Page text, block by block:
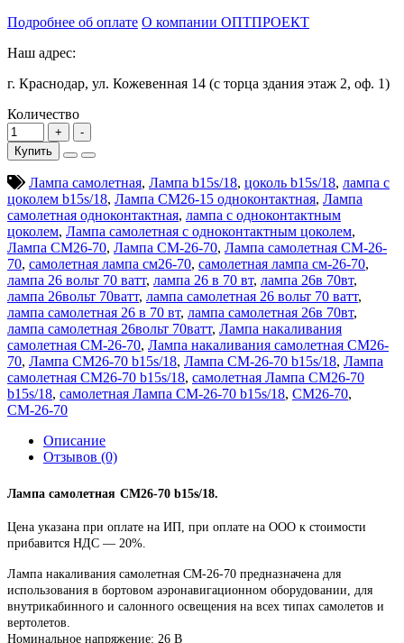
Подробнее об оплате О компании ОПТПРОЕКТ
Наш адрес:
г. Краснодар, ул. Кожевенная 14 (с торца здания этаж 2, оф. 1)
Количество
Купить
Лампа самолетная, Лампа b15s/18, цоколь b15s/18, лампа с
цоколем b15s/18, Лампа СМ26-15 одноконтактная, Лампа
самолетная одноконтактная, лампа с одноконтактным
цоколем, Лампа самолетная с одноконтактным цоколем,
Лампа СМ26-70, Лампа СМ-26-70, Лампа самолетная СМ-26-
70, самолетная лампа см26-70, самолетная лампа см-26-70,
лампа 26 вольт 70 ватт, лампа 26 в 70 вт, лампа 26в 70вт,
лампа 26вольт 70ватт, лампа самолетная 26 вольт 70 ватт,
лампа самолетная 26 в 70 вт, лампа самолетная 26в 70вт,
лампа самолетная 26вольт 70ватт, Лампа накаливания
самолетная СМ-26-70, Лампа накаливания самолетная СМ26-
70, Лампа СМ26-70 b15s/18, Лампа СМ-26-70 b15s/18, Лампа
самолетная СМ26-70 b15s/18, самолетная Лампа СМ26-70
b15s/18, самолетная Лампа СМ-26-70 b15s/18, СМ26-70,
СМ-26-70
Описание
Отзывов (0)
Лампа самолетная СМ26-70 b15s/18.
Цена указана при оплате на ИП, при оплате на ООО к стоимости
прибавится НДС ― 20%.
Лампа накаливания самолетная СМ-26-70 предназначена для
использования в бортовом аэронавигационном оборудовании, для
внутрикабинного и салонного освещения на всех типах самолетов и
вертолетов.
Номинальное напряжение: 26 В